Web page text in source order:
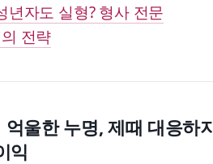
자도 실형? 형사 전문
전략
울한 누명, 제때 대응하
익